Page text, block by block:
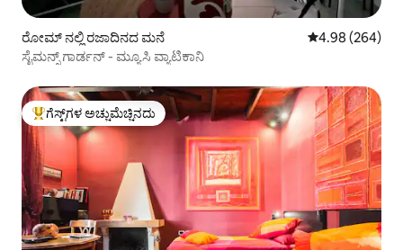
ರೋಮ್ ನಲ್ಲಿ ರಜಾದಿನದ ಮನೆ 5 ರಲ್ಲಿ 4.98
4.98 (264)
ಸೈಮನ್ಸ್ ಗಾರ್ಡನ್ - ಮ್ಯೂಸಿ ವ್ಯಾಟಿಕಾನಿ
ಗೆಸ್ಟ್‌ಗಳಿಗೆ ಅತಿ ಹೆಚ್ಚು ಅಚ್ಚುಮೆಚ್ಚಿನದು
ಗೆಸ್ಟ್‌ಗಳ ಅಚ್ಚುಮೆಚ್ಚಿನದು